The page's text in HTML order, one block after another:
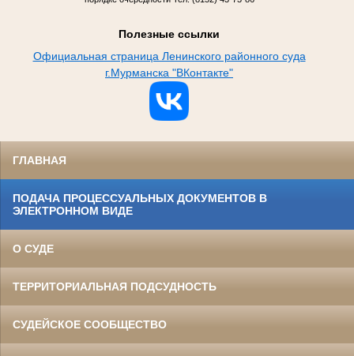
Полезные ссылки
Официальная страница Ленинского районного суда
г.Мурманска "ВКонтакте"
ГЛАВНАЯ
ПОДАЧА ПРОЦЕССУАЛЬНЫХ ДОКУМЕНТОВ В
ЭЛЕКТРОННОМ ВИДЕ
О СУДЕ
ТЕРРИТОРИАЛЬНАЯ ПОДСУДНОСТЬ
СУДЕЙСКОЕ СООБЩЕСТВО